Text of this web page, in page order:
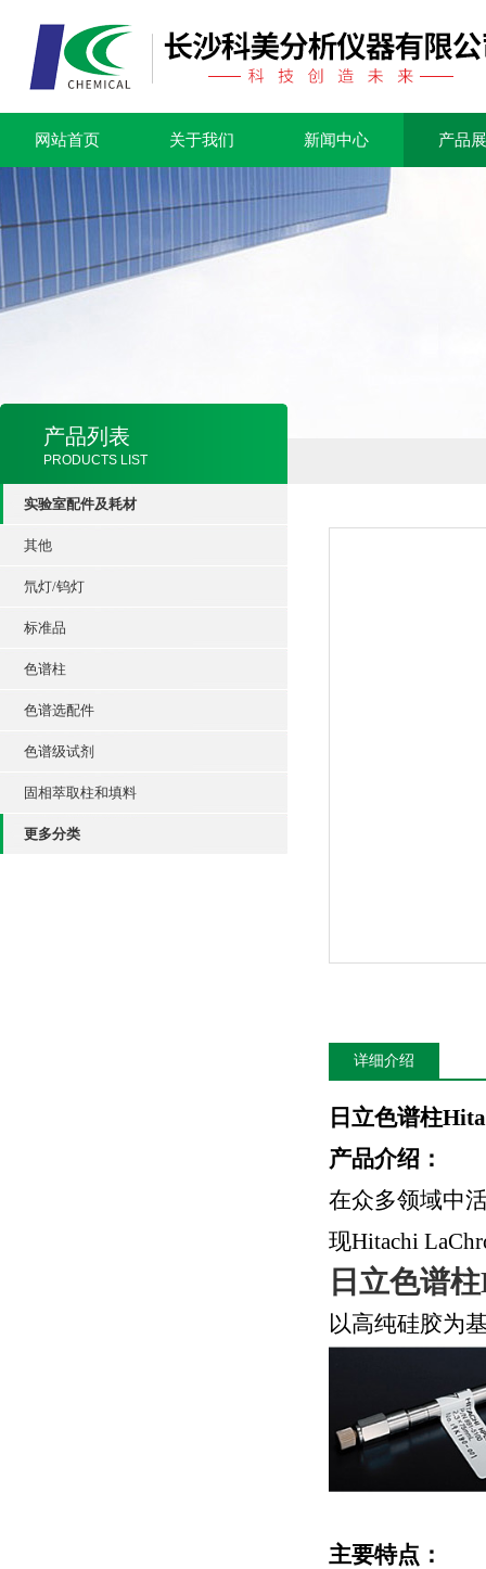
网站首页 关于我们 新闻中心 产品
产品列表
PRODUCTS LIST
实验室配件及耗材
其他
氘灯/钨灯
标准品
色谱柱
色谱选配件
色谱级试剂
固相萃取柱和填料
更多分类
详细介绍
日立色谱柱
产品介绍：
在众多领域中
现Hitachi
日立色谱
以高纯硅胶为
主要特点：